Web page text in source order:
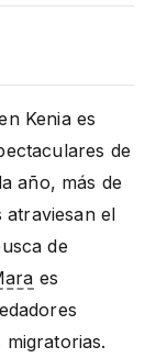
Kenia es
de
año, más de
atraviesan el
de
es